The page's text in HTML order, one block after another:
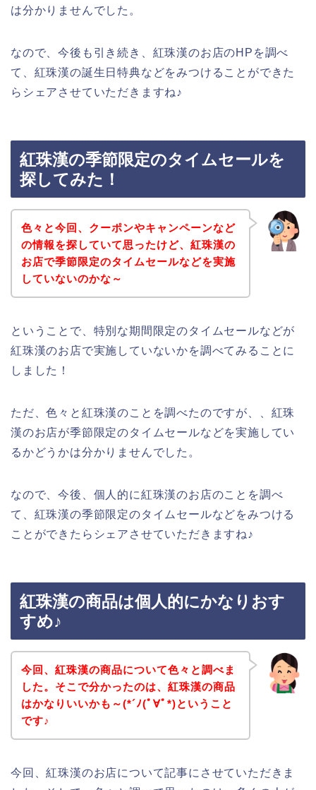
は分かりませんでした。
なので、今後も引き続き、紅珠漢のお店のHPを調べ
て、紅珠漢の誕生日特典などをみつけることができた
らシェアさせていただきますね♪
紅珠漢の季節限定のタイムセールを
探してみた！
色々と今回、クーポンやキャンペーンなど
の情報を探していて思ったけど、紅珠漢の
お店で季節限定のタイムセールなどを実施
していないのかな～
ということで、特別な期間限定のタイムセールなどが
紅珠漢のお店で実施していないかを調べてみることに
しました！
ただ、色々と紅珠漢のことを調べたのですが、、紅珠
漢のお店が季節限定のタイムセールなどを実施してい
るかどうかは分かりませんでした。
なので、今後、個人的に紅珠漢のお店のことを調べ
て、紅珠漢の季節限定のタイムセールなどをみつける
ことができたらシェアさせていただきますね♪
紅珠漢の商品は個人的にかなりおす
すめ♪
今回、紅珠漢の商品について色々と調べま
した。そこで分かったのは、紅珠漢の商品
はかなりいいかも～(*´ﾉ(ﾟ∀ﾟ*)ということ
です♪
今回、紅珠漢のお店について記事にさせていただきま